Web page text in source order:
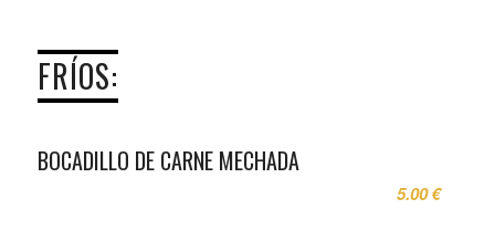
FRÍOS:
BOCADILLO DE CARNE MECHADA
5.00 €